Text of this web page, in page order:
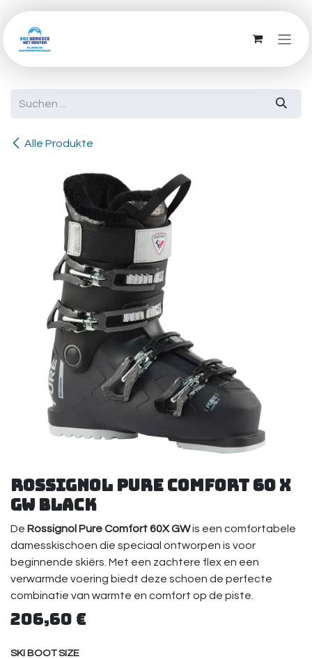
Zum Inhalt springen
Alle Produkte
Rossignol Pure Comfort 60 X
GW Black
De Rossignol Pure Comfort 60X GWis een comfortabele
damesskischoen die speciaal ontworpen is voor
beginnende skiërs. Met een zachtere flex en een
verwarmde voering biedt deze schoen de perfecte
combinatie van warmte en comfort op de piste.
206,60 €
SKI BOOT SIZE